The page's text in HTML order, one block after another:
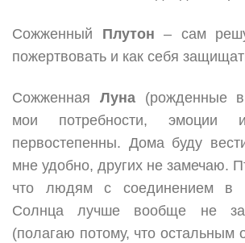
Сожженный Плутон – сам
пожертвовать и как себя
Сожженная Луна(рожденные в
мои потребности, эмоции
первостепенны. Дома буду
мне удобно, других не замечаю.
что людям с соединением в
Солнца лучше вообще не
(полагаю потому, что остальным